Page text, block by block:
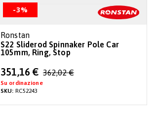
-3%
Ronstan
S22 Sliderod Spinnaker Pole Car
105mm, Ring, Stop
Special
Price
351,16 € 362,02 €
Su ordinazione
SKU: RC52243